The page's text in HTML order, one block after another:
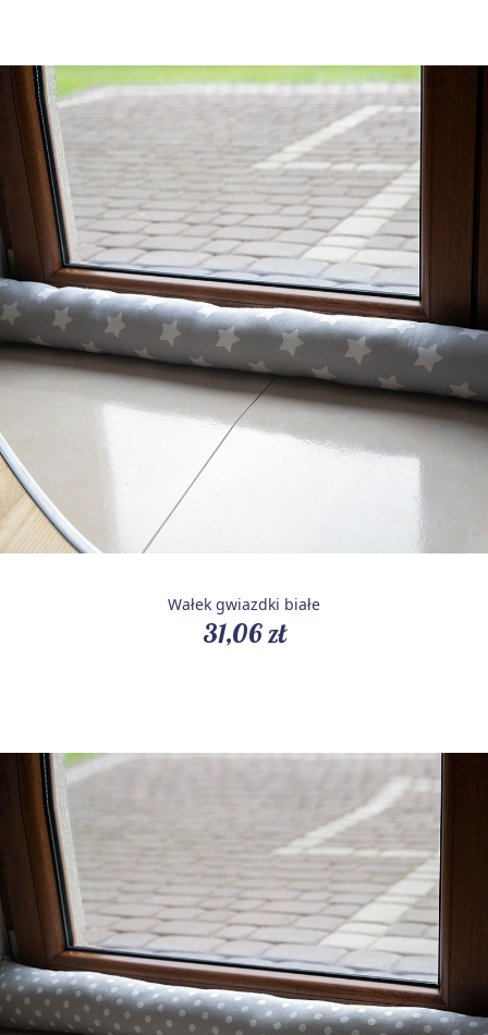
Wałek gwiazdki białe
31,06 zł